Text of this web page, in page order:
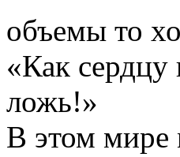
объемы то
«Как
ложь!»
В этом мире